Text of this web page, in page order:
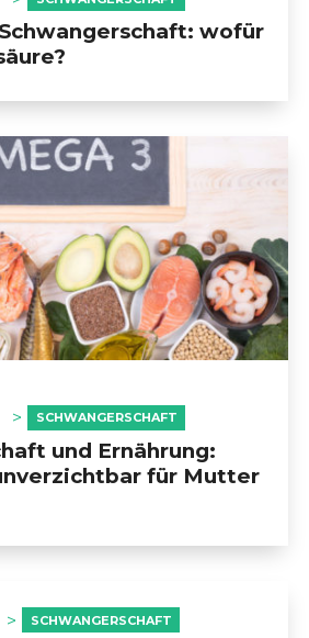
wofür
SCHWANGERSCHAFT
und Ernährung:
für Mutter
SCHWANGERSCHAFT